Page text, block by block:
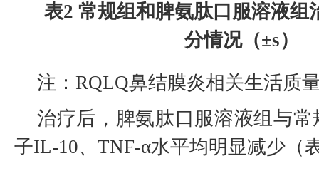
表2 常规组和脾氨肽口服溶液组
分情况（±s）
注：RQLQ鼻结膜炎相关生活质
治疗后，脾氨肽口服溶液组与
子IL-10、TNF-α水平均明显减少（